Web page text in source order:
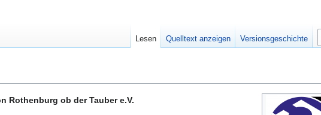
Rothenburg ob der Tauber e.V.
Lesen Quelltext anzeigen Versionsgeschichte